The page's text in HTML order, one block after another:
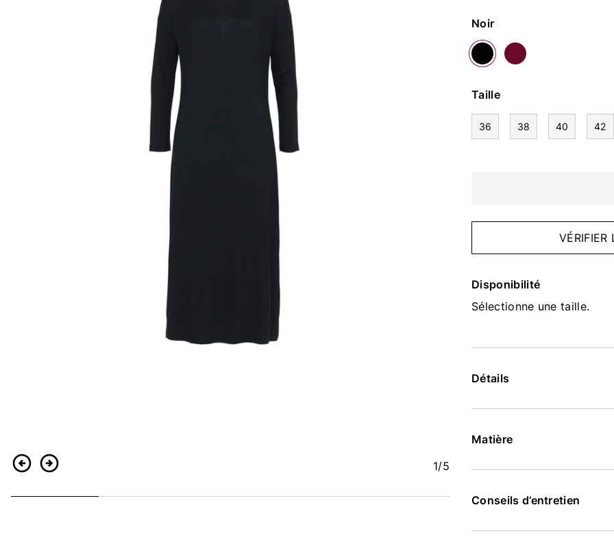
RetourContinuer 1/5
Couleur
Noir
Taille
36 38 40 42
VÉRIFIER
Disponibilité
Sélectionne une taille.
Détails
Matière
Conseils d’entretien